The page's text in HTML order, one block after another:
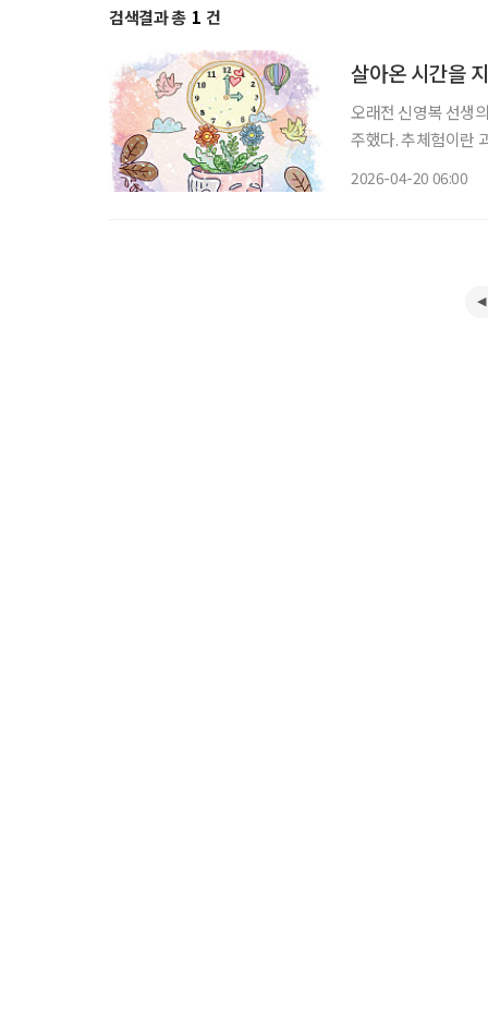
검색결과 총 1 건
살아온 시간을
오래전 신영복 선생
주했다. 추체험이란
2026-04-20 06:00